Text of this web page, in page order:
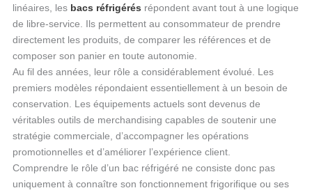
linéaires, les bacs réfrigérés répondent avant tout à une logique
de libre-service. Ils permettent au consommateur de prendre
directement les produits, de comparer les références et de
composer son panier en toute autonomie.
Au fil des années, leur rôle a considérablement évolué. Les
premiers modèles répondaient essentiellement à un besoin de
conservation. Les équipements actuels sont devenus de
véritables outils de merchandising capables de soutenir une
stratégie commerciale, d’accompagner les opérations
promotionnelles et d’améliorer l’expérience client.
Comprendre le rôle d’un bac réfrigéré ne consiste donc pas
uniquement à connaître son fonctionnement frigorifique ou ses